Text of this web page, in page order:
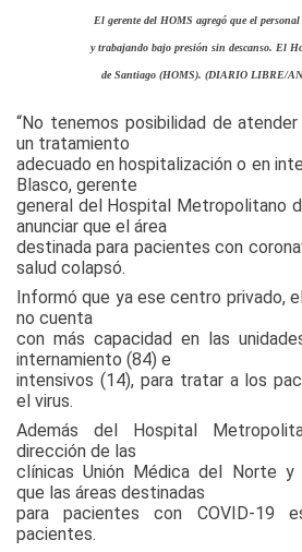
El gerente del HOMS agregó que el personal
y trabajando bajo presión sin descanso. El
de Santiago (HOMS). (DIARIO LIBRE/
“No tenemos posibilidad de
un tratamiento
adecuado en hospitalización o en
Blasco, gerente
general del Hospital Metropolitano
anunciar que el área
destinada para pacientes con
salud colapsó.
Informó que ya ese centro privado,
no cuenta
con más capacidad en las
internamiento (84) e
intensivos (14), para tratar a los
el virus.
Además del Hospital
dirección de las
clínicas Unión Médica del Norte y
que las áreas destinadas
para pacientes con COVID-19
pacientes.